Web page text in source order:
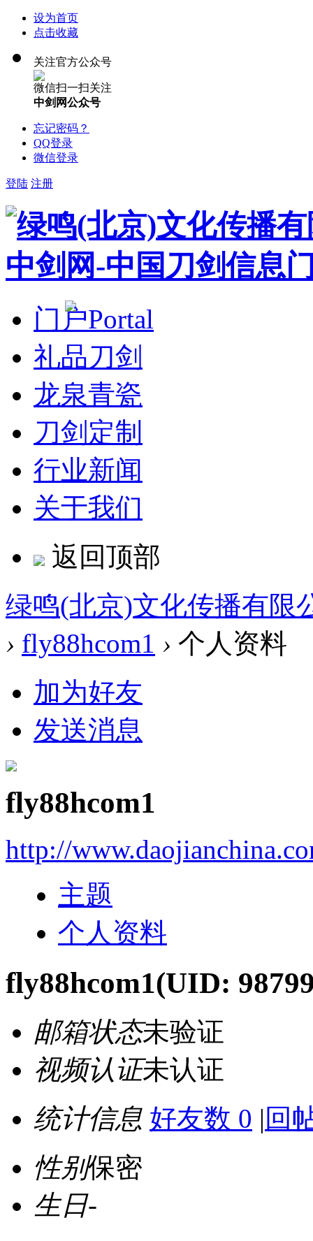
设为首页
点击收藏
关注官方公众号
微信扫一扫关注
中剑网公众号
忘记密码？
QQ登录
微信登录
登陆 注册
门户Portal
礼品刀剑
龙泉青瓷
刀剑定制
行业新闻
关于我们
返回顶部
绿鸣(北京)文化传播有限
› fly88hcom1 › 个人资料
加为好友
发送消息
fly88hcom1
http://
主题
个人资料
fly88hcom1(UID:
邮箱状态未验证
视频认证未认证
统计信息 好友数 0 | 回
性别保密
生日-